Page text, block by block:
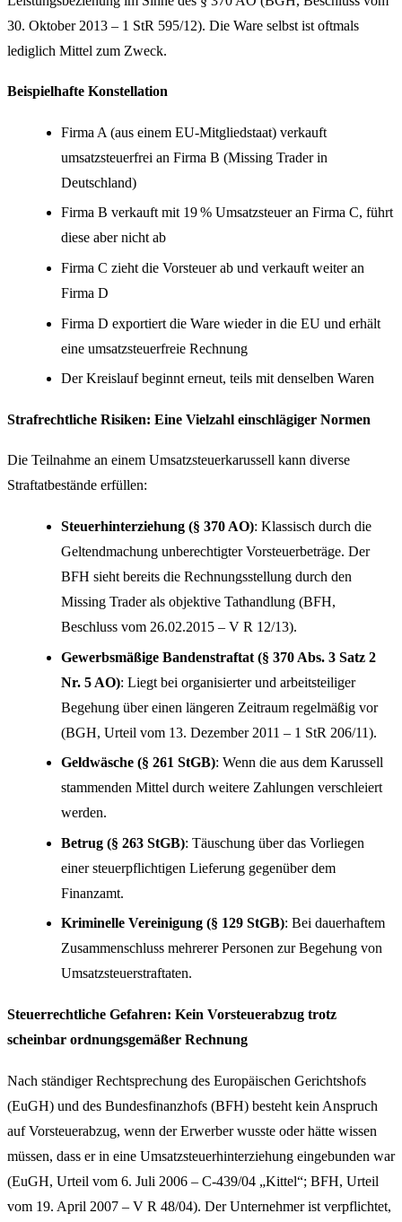
30. Oktober 2013 – 1 StR 595/12). Die Ware selbst ist oftmals
lediglich Mittel zum Zweck.
Beispielhafte Konstellation
Firma A (aus einem EU-Mitgliedstaat) verkauft
umsatzsteuerfrei an Firma B (Missing Trader in
Deutschland)
Firma B verkauft mit 19 % Umsatzsteuer an Firma C, führt
diese aber nicht ab
Firma C zieht die Vorsteuer ab und verkauft weiter an
Firma D
Firma D exportiert die Ware wieder in die EU und erhält
eine umsatzsteuerfreie Rechnung
Der Kreislauf beginnt erneut, teils mit denselben Waren
Strafrechtliche Risiken: Eine Vielzahl einschlägiger Normen
Die Teilnahme an einem Umsatzsteuerkarussell kann diverse
Straftatbestände erfüllen:
Steuerhinterziehung (§ 370 AO): Klassisch durch die
Geltendmachung unberechtigter Vorsteuerbeträge. Der
BFH sieht bereits die Rechnungsstellung durch den
Missing Trader als objektive Tathandlung (BFH,
Beschluss vom 26.02.2015 – V R 12/13).
Gewerbsmäßige Bandenstraftat (§ 370 Abs. 3 Satz 2
Nr. 5 AO): Liegt bei organisierter und arbeitsteiliger
Begehung über einen längeren Zeitraum regelmäßig vor
(BGH, Urteil vom 13. Dezember 2011 – 1 StR 206/11).
Geldwäsche (§ 261 StGB): Wenn die aus dem Karussell
stammenden Mittel durch weitere Zahlungen verschleiert
werden.
Betrug (§ 263 StGB): Täuschung über das Vorliegen
einer steuerpflichtigen Lieferung gegenüber dem
Finanzamt.
Kriminelle Vereinigung (§ 129 StGB): Bei dauerhaftem
Zusammenschluss mehrerer Personen zur Begehung von
Umsatzsteuerstraftaten.
Steuerrechtliche Gefahren: Kein Vorsteuerabzug trotz
scheinbar ordnungsgemäßer Rechnung
Nach ständiger Rechtsprechung des Europäischen Gerichtshofs
(EuGH) und des Bundesfinanzhofs (BFH) besteht kein Anspruch
auf Vorsteuerabzug, wenn der Erwerber wusste oder hätte wissen
müssen, dass er in eine Umsatzsteuerhinterziehung eingebunden war
(EuGH, Urteil vom 6. Juli 2006 – C-439/04 „Kittel“; BFH, Urteil
vom 19. April 2007 – V R 48/04). Der Unternehmer ist verpflichtet,